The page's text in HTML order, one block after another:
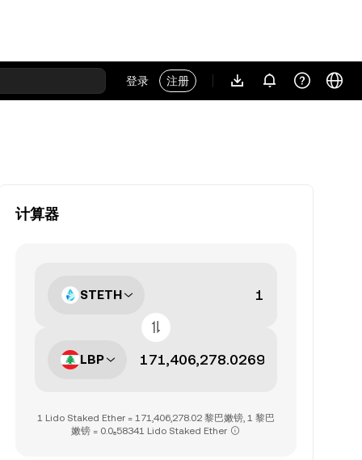
登录 注册
计算器
STETH
LBP
1 Lido Staked Ether = 171,406,278.02 黎巴嫩镑, 1 黎巴
嫩镑 = 0.0₈58341 Lido Staked Ether